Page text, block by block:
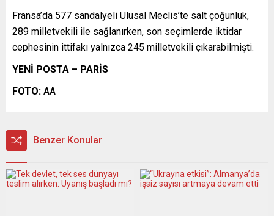
Fransa’da 577 sandalyeli Ulusal Meclis’te salt çoğunluk,
289 milletvekili ile sağlanırken, son seçimlerde iktidar
cephesinin ittifakı yalnızca 245 milletvekili çıkarabilmişti.
YENİ POSTA – PARİS
FOTO: AA
Benzer Konular